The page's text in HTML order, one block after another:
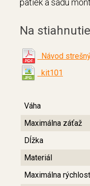
pätiek a sadu
Na stiahnutie
Návod
kit101
Váha
Maximálna záťaž
Dĺžka
Materiál
Maximálna